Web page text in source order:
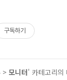
구독하기
> 모니터' 카테고리의